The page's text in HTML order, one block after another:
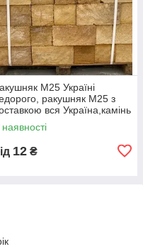
М25 Україні
ракушняк М25 з
вся Україна,камінь
М25 виробник
12 ₴